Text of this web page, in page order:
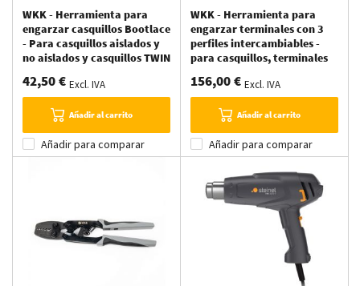
WKK - Herramienta para
engarzar casquillos Bootlace
- Para casquillos aislados y
no aislados y casquillos TWIN
42,50 € Excl. IVA
Añadir al carrito
Añadir para comparar
WKK - Herramienta para
engarzar terminales con 3
perfiles intercambiables -
para casquillos, terminales
aislados
156,00 € Excl. IVA
Añadir al carrito
Añadir para comparar